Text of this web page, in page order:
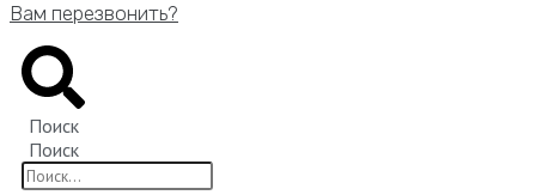
Вам перезвонить?
Поиск
Поиск